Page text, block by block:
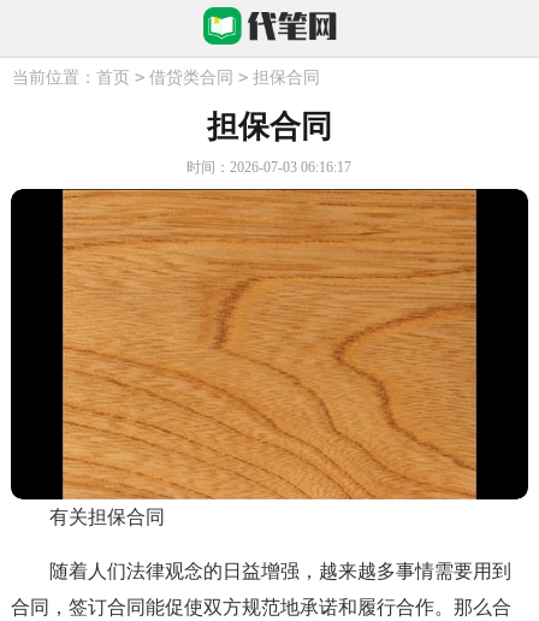
当前位置： 首页 > 借贷类合同 > 担保合同
担保合同
时间：2026-07-03 06:16:17
有关担保合同
随着人们法律观念的日益增强，越来越多事情需要用到
合同，签订合同能促使双方规范地承诺和履行合作。那么合